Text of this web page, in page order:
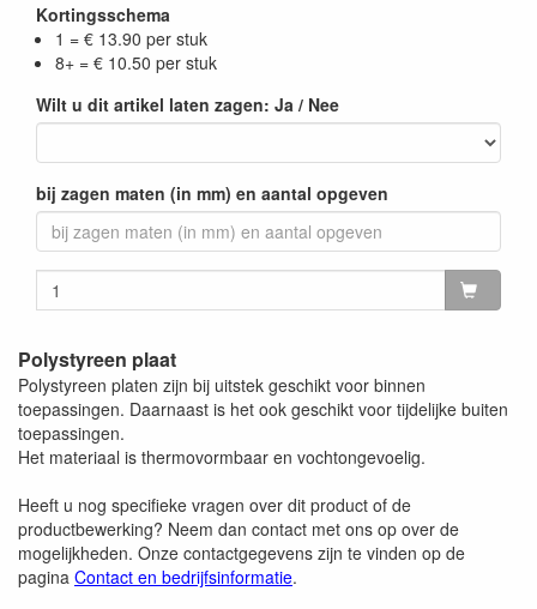
beschermfolie. De matte zijdes zijn onbeschermd en
kunnen krassen/vegen bevatten.
Kortingsschema
1 = € 13.90 per stuk
8+ = € 10.50 per stuk
Wilt u dit artikel laten zagen: Ja / Nee
bij zagen maten (in mm) en aantal opgeven
Polystyreen plaat
Polystyreen platen zijn bij uitstek geschikt voor binnen
toepassingen. Daarnaast is het ook geschikt voor tijdelijke buiten
toepassingen.
Het materiaal is thermovormbaar en vochtongevoelig.
Heeft u nog specifieke vragen over dit product of de
productbewerking? Neem dan contact met ons op over de
mogelijkheden. Onze contactgegevens zijn te vinden op de
pagina Contact en bedrijfsinformatie.